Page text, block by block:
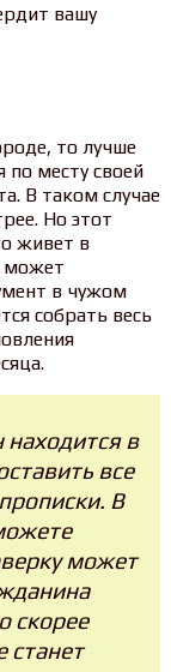
вашу
то лучше
по месту своей
В таком случае
Но этот
живет в
может
в чужом
собрать весь
в
все
В
может
скорее
станет